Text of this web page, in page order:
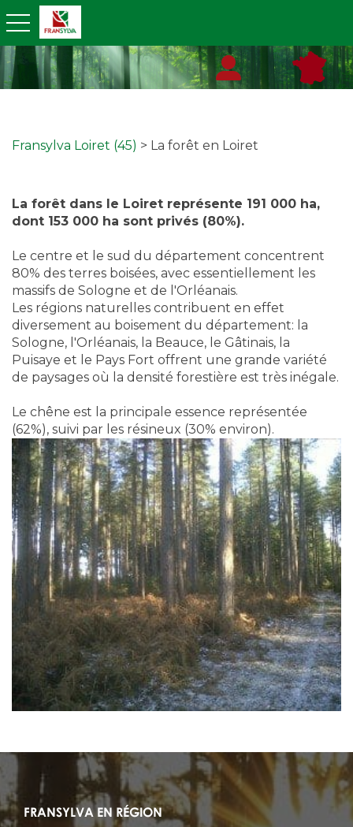
toggle navigation
Fransylva Loiret (45) > La forêt en Loiret
La forêt dans le Loiret représente 191 000 ha,
dont 153 000 ha sont privés (80%).
Le centre et le sud du département concentrent
80% des terres boisées, avec essentiellement les
massifs de Sologne et de l'Orléanais.
Les régions naturelles contribuent en effet
diversement au boisement du département: la
Sologne, l'Orléanais, la Beauce, le Gâtinais, la
Puisaye et le Pays Fort offrent une grande variété
de paysages où la densité forestière est très inégale.
Le chêne est la principale essence représentée
(62%), suivi par les résineux (30% environ).
FRANSYLVA EN RÉGION